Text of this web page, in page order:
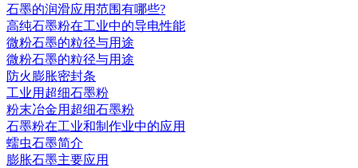
石墨的润滑应用范围有哪些?
高纯石墨粉在工业中的导电性能
微粉石墨的粒径与用途
微粉石墨的粒径与用途
防火膨胀密封条
工业用超细石墨粉
粉末冶金用超细石墨粉
石墨粉在工业和制作业中的应用
蠕虫石墨简介
膨胀石墨主要应用